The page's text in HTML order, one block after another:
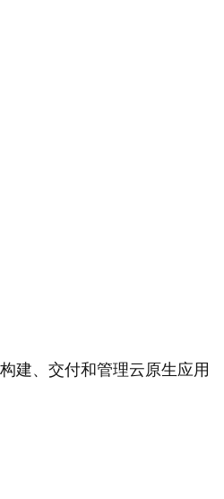
建、交付和管理云原生应用